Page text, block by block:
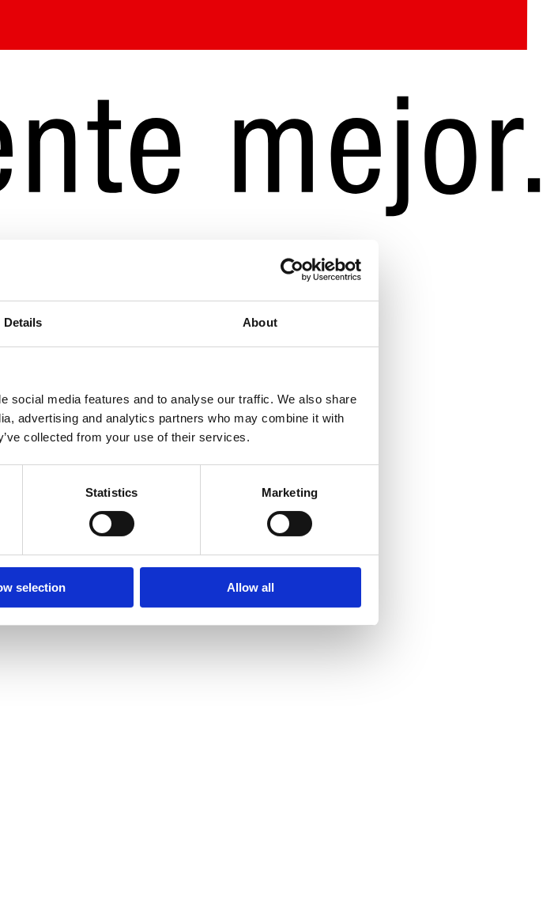
Details About
social media features and to analyse our traffic. We also share
advertising and analytics partners who may combine it with
collected from your use of their services.
Statistics Marketing
selection Allow all